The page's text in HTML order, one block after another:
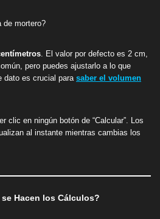
de mortero?
. El valor por defecto es 2 cm,
pero puedes ajustarlo a lo que
dato es crucial para saber el volumen
clic en ningún botón de “Calcular”. Los
al instante mientras cambias los
Hacen los Cálculos?